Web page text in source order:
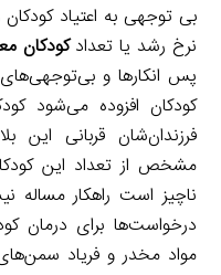
بی توجهی به اعتیاد
نرخ رشد یا تعدادکودکان
پس انکار‌ها و بی‌توجهی‌های
کودکان افزوده می‌شود
فرزندان‌شان قربانی این
مشخص از تعداد این
ناچیز است راهکار مساله
درخواست‌ها برای درمان
مواد مخدر و فریاد